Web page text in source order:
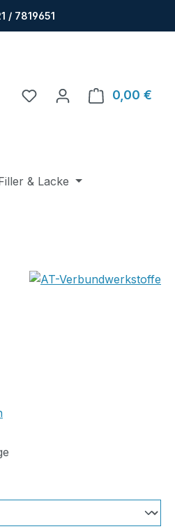
/ 7819651
Du hast 0 Produkte auf
0,00 €
& Lacke